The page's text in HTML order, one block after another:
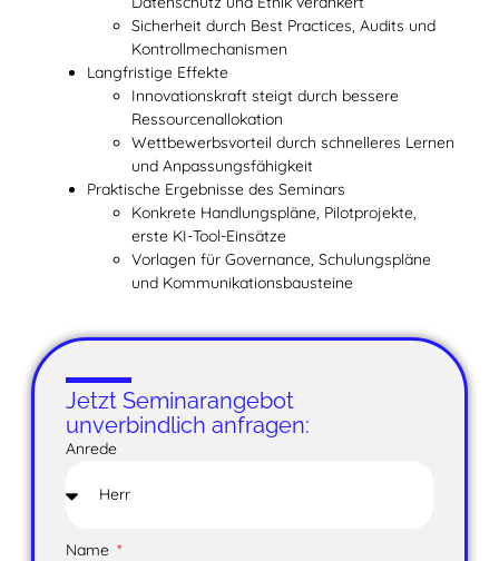
Sicherheit durch Best Practices, Audits und
Kontrollmechanismen
Langfristige Effekte
Innovationskraft steigt durch bessere
Ressourcenallokation
Wettbewerbsvorteil durch schnelleres Lernen
und Anpassungsfähigkeit
Praktische Ergebnisse des Seminars
Konkrete Handlungspläne, Pilotprojekte,
erste KI-Tool-Einsätze
Vorlagen für Governance, Schulungspläne
und Kommunikationsbausteine
Jetzt Seminarangebot
unverbindlich anfragen:
Anrede
Name